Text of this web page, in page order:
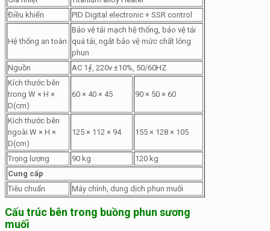
Điều khiển
PID Digital electronic + SSR control
Hệ thống an toàn
Bảo vệ tải mạch hệ thống, bảo vệ tải
quá tải, ngắt bảo vệ mức chất lỏng
phun
Nguồn
AC 1∮, 220v ±10%, 50/60HZ
Kích thước bên
trong W × H ×
D(cm)
60 × 40 × 45 90 × 50 × 60
Kích thước bên
ngoài W × H ×
D(cm)
125 × 112 × 94 155 × 128 × 105
Trọng lượng 90 kg
120 kg
Cung cấp
Tiêu chuẩn
Máy chính, dung dịch phun muối
Cấu trúc bên trong buồng phun sương
muối